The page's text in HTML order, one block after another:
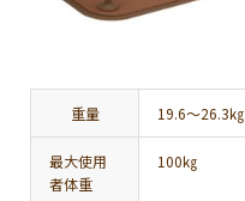
重量 19.6〜26.3㎏
最大使用
者体重
100㎏